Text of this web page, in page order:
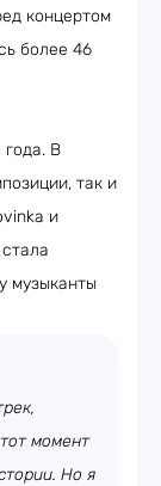
концертом
более 46
года. В
так и
и
музыканты
момент
Но я